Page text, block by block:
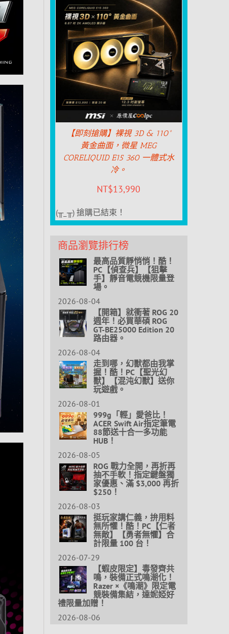
【即刻搶購】裸視 3D & 110°
黃金曲面，微星 MEG
CORELIQUID E15 360 一體式水
冷。
NT$13,990
(╥_╥) 搶購已結束！
商品瀏覽排行榜
最高品質靜悄悄！酷！
PC【偵查兵】【狙擊
手】靜音電競機限量登
場。
2026-08-04
【開箱】就衝著 ROG 20
週年！必買華碩 ROG
GT-BE25000 Edition 20
路由器。
2026-08-04
走到哪，幻獸都由我掌
握！酷！PC【聖光幻
獸】【混沌幻獸】送你
玩遊戲。
2026-08-01
999g「輕」愛爸比！
ACER Swift Air指定筆電
88節送十合一多功能
HUB！
2026-08-05
ROG 戰力全開，再折再
抽不手軟！指定鍵盤獨
家優惠、滿 $3,000 再折
$250！
2026-08-03
挺玩家講仁義，拚用料
無所懼！酷！PC【仁者
無敵】【勇者無懼】合
計限量 100 台！
2026-07-29
【蝦皮限定】毒發齊共
鳴，裝備正式鳴潮化！
Razer ×《鳴潮》限定電
競裝備集結，達妮婭好
禮限量加贈！
2026-08-06